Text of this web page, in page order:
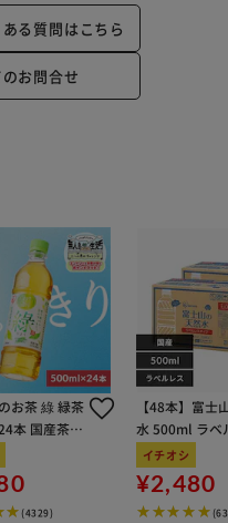
る質問はこちら
お問合せ
お茶 綠 緑茶
本 国産茶葉
(4329)
【48本】富士
水 500ml ラベ
イチオシ
¥2,480